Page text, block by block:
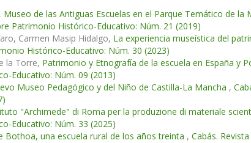
Museo de las Antiguas Escuelas en el Parque Temático de la
Patrimonio Histórico-Educativo: Núm. 21 (2019)
Carmen Masip Hidalgo, La experiencia museística del
Histórico-Educativo: Núm. 30 (2023)
la Torre, Patrimonio y Etnografía de la escuela en España y
Educativo: Núm. 09 (2013)
Museo Pedagógico y del Niño de Castilla-La Mancha ,
"Archimede" di Roma per la produzione di materiale
Educativo: Núm. 33 (2025)
Bothoa, una escuela rural de los años treinta , Cabás.